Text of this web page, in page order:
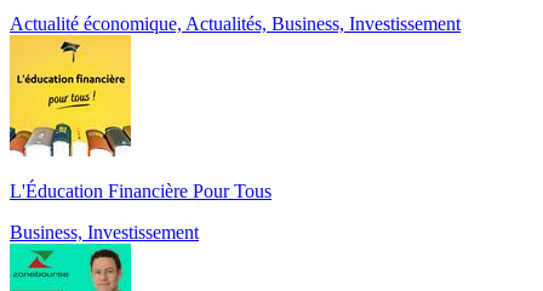
Actualité économique, Actualités, Business, Investissement
L'Éducation Financière Pour Tous
Business, Investissement